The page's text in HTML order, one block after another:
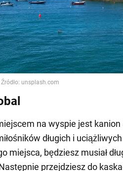
na wyspie jest
długich i
miejsca, będziesz musiał
przejdziesz do